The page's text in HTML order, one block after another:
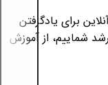
برای یادگرفتن
شماییم، از آموزش